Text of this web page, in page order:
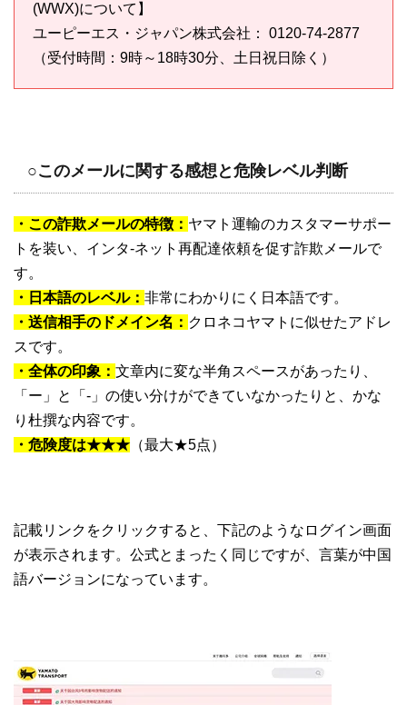
(WWX)について】
ユーピーエス・ジャパン株式会社： 0120-74-2877
（受付時間：9時～18時30分、土日祝日除く）
○このメールに関する感想と危険レベル判断
・この詐欺メールの特徴： ヤマト運輸のカスタマーサポー
トを装い、インタ-ネット再配達依頼を促す詐欺メールで
す。
・日本語のレベル： 非常にわかりにく日本語です。
・送信相手のドメイン名： クロネコヤマトに似せたアドレ
スです。
・全体の印象： 文章内に変な半角スペースがあったり、
「ー」と「-」の使い分けができていなかったりと、かな
り杜撰な内容です。
・危険度は★★★ （最大★5点）
記載リンクをクリックすると、下記のようなログイン画面
が表示されます。公式とまったく同じですが、言葉が中国
語バージョンになっています。